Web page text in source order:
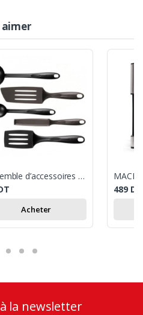
Ensemble d’accessoires de cuisine 5 pièces Tefal
Acheter
489 DT
la newsletter